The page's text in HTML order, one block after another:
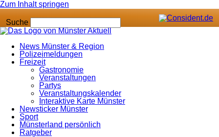
Zum Inhalt springen
Suche
News Münster & Region
Polizeimeldungen
Freizeit
Gastronomie
Veranstaltungen
Partys
Veranstaltungskalender
Interaktive Karte Münster
Newsticker Münster
Sport
Münsterland persönlich
Ratgeber